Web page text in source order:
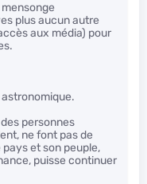
plus aucun autre
aux média) pour
astronomique.
personnes
ne font pas de
et son peuple,
puisse continuer